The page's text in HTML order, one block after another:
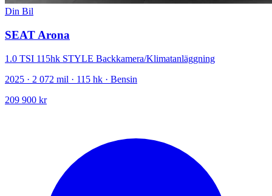
Din Bil
SEAT Arona
1.0 TSI 115hk STYLE Backkamera/Klimatanläggning
2025 · 2 072 mil · 115 hk · Bensin
209 900 kr